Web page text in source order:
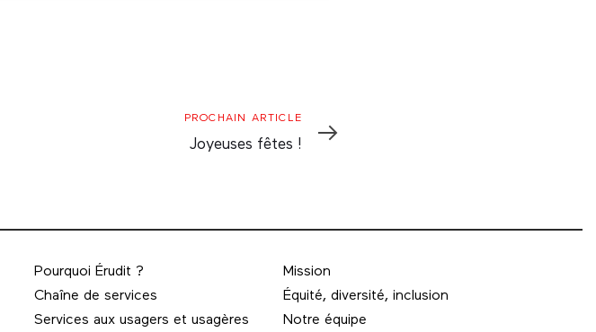
Prochain
Article
PROCHAIN ARTICLE
Joyeuses fêtes !
Pourquoi Érudit ?
Chaîne de services
Services aux usagers et usagères
Mission
Équité, diversité, inclusion
Notre équipe